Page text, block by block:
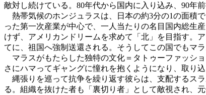
敵対し続けている。80年代から国内に入り込み、90年
熱帯気候のホンジュラスは、日本の約3分の1の面積
った第一次産業が中心で、一人当たりの名目国内総生
けず、アメリカンドリームを求めて「北」を目指す。
てに、祖国へ強制送還される。そうしてこの国でもマ
マラスがもたらした独特の文化＝タトゥーファッシ
さにハマってギャングに憧れを抱くようになり、取り
縄張りを巡って抗争を繰り返す彼らは、支配するス
る。組織を抜けた者も「裏切り者」として敵視され、